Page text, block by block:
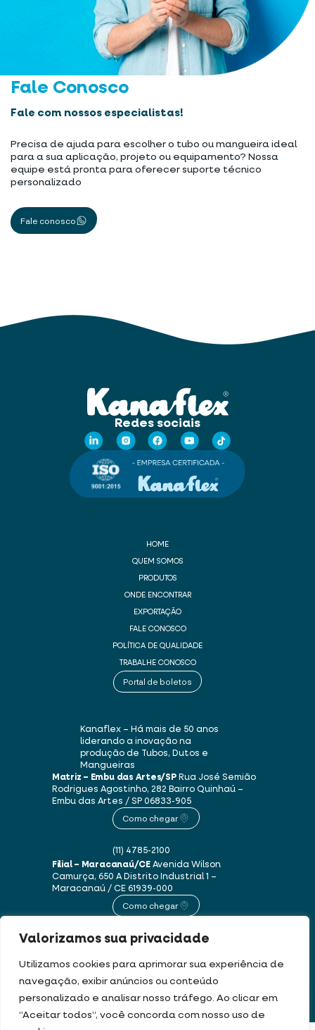
Valorizamos sua privacidade
Utilizamos cookies para aprimorar sua experiência de
navegação, exibir anúncios ou conteúdo
personalizado e analisar nosso tráfego. Ao clicar em
“Aceitar todos”, você concorda com nosso uso de
Fale Conosco
Fale com nossos especialistas!
Precisa de ajuda para escolher o tubo ou mangueira ideal
para a sua aplicação, projeto ou equipamento? Nossa
equipe está pronta para oferecer suporte técnico
personalizado
Fale conosco
Redes sociais
HOME
QUEM SOMOS
PRODUTOS
ONDE ENCONTRAR
EXPORTAÇÃO
FALE CONOSCO
POLÍTICA DE QUALIDADE
TRABALHE CONOSCO
Portal de boletos
Kanaflex – Há mais de 50 anos
liderando a inovação na
produção de Tubos, Dutos e
Mangueiras
Matriz – Embu das Artes/SPRua José Semião
Rodrigues Agostinho, 282 Bairro Quinhaú –
Embu das Artes / SP06833-905
Como chegar
(11) 4785-2100
Filial – Maracanaú/CEAvenida Wilson
Camurça, 650 ADistrito Industrial 1 –
Maracanaú / CE61939-000
Como chegar
(85) 3250-1235
Este site usa cookies e dados pessoais de acordo com os nossosTermos de Uso e